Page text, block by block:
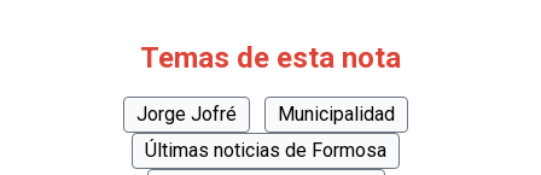
Temas de esta nota
Jorge Jofré
Municipalidad
Últimas noticias de Formosa